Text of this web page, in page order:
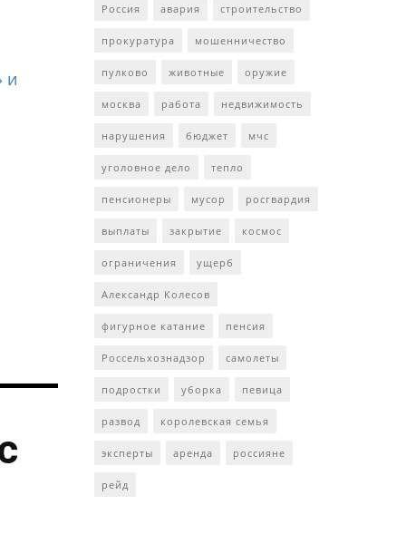
и
Россия авария строительство
прокуратура мошенничество
пулково животные оружие
москва работа недвижимость
нарушения бюджет мчс
уголовное дело тепло
пенсионеры мусор росгвардия
выплаты закрытие космос
ограничения ущерб
Александр Колесов
фигурное катание пенсия
Россельхознадзор самолеты
подростки уборка певица
развод королевская семья
эксперты аренда россияне
рейд